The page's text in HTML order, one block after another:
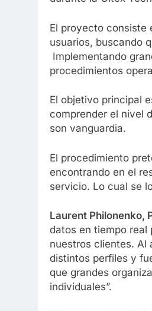
El proyecto consiste
usuarios, buscando
Implementando
procedimientos
El objetivo principal
comprender el nivel
son vanguardia.
El procedimiento
encontrando en el
servicio. Lo cual se
Laurent Philonenko,
datos en tiempo
nuestros clientes. Al
distintos perfiles y
que grandes
individuales”.